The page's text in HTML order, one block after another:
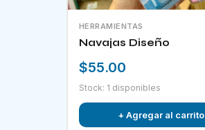
HERRAMIENTAS
Navajas Diseño
$55.00
Stock: 1 disponibles
+ Agregar al carrito